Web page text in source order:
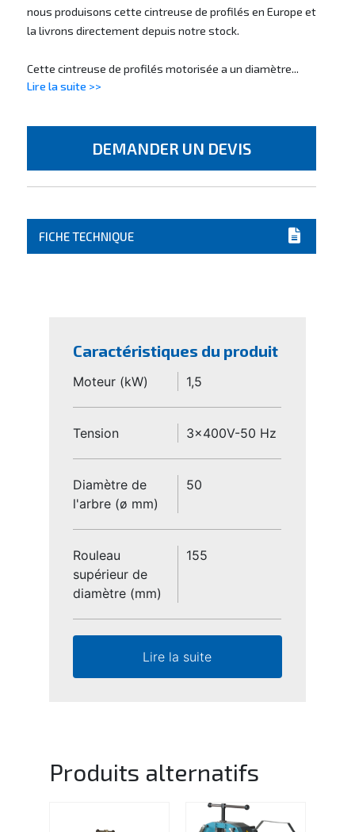
nous produisons cette cintreuse de profilés en Europe et
la livrons directement depuis notre stock.
Cette cintreuse de profilés motorisée a un diamètre...
Lire la suite >>
DEMANDER UN DEVIS
FICHE TECHNIQUE
Caractéristiques du produit
Moteur (kW) 1,5
Tension 3x400V-50 Hz
Diamètre de
l'arbre (ø mm)
50
Rouleau
supérieur de
diamètre (mm)
155
Lire la suite
Produits alternatifs